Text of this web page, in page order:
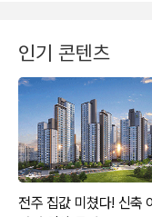
인기 콘텐츠